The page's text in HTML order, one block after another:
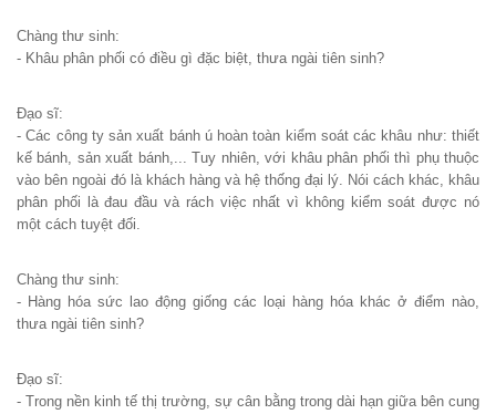
Chàng thư sinh:
- Khâu phân phối có điều gì đặc biệt, thưa ngài tiên sinh?
Đạo sĩ:
- Các công ty sản xuất bánh ú hoàn toàn kiểm soát các khâu như: thiết
kế bánh, sản xuất bánh,... Tuy nhiên, với khâu phân phối thì phụ thuộc
vào bên ngoài đó là khách hàng và hệ thống đại lý. Nói cách khác, khâu
phân phối là đau đầu và rách việc nhất vì không kiểm soát được nó
một cách tuyệt đối.
Chàng thư sinh:
- Hàng hóa sức lao động giống các loại hàng hóa khác ở điểm nào,
thưa ngài tiên sinh?
Đạo sĩ:
- Trong nền kinh tế thị trường, sự cân bằng trong dài hạn giữa bên cung